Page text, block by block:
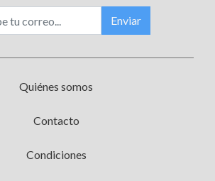
Enviar
Quiénes somos
Contacto
Condiciones